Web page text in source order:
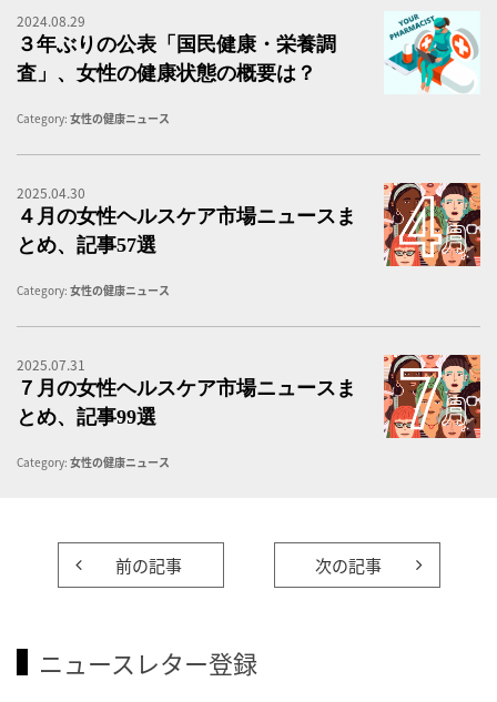
2024.08.29
３年ぶりの公表「国民健康・栄養調
査」、女性の健康状態の概要は？
Category: 女性の健康ニュース
2025.04.30
４月の女性ヘルスケア市場ニュースま
とめ、記事57選
Category: 女性の健康ニュース
2025.07.31
７月の女性ヘルスケア市場ニュースま
とめ、記事99選
Category: 女性の健康ニュース
前の記事 次の記事
ニュースレター登録